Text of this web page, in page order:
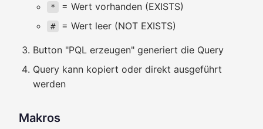
* = Wert vorhanden (EXISTS)
# = Wert leer (NOT EXISTS)
Button "PQL erzeugen" generiert die Query
Query kann kopiert oder direkt ausgeführt
werden
Makros